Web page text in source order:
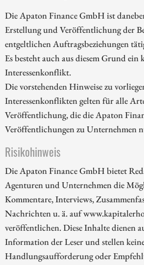
Die Apaton Finance GmbH ist
Erstellung und Veröffentlichung der
entgeltlichen Auftragsbeziehungen
Es besteht auch aus diesem Grund ein
Interessenkonflikt.
Die vorstehenden Hinweise zu
Interessenkonflikten gelten für alle
Veröffentlichung, die die Apaton
Veröffentlichungen zu Unternehmen
Risikohinweis
Die Apaton Finance GmbH bietet
Agenturen und Unternehmen die
Kommentare, Interviews,
Nachrichten u. ä. auf
veröffentlichen. Diese Inhalte dienen
Information der Leser und stellen
Handlungsaufforderung oder